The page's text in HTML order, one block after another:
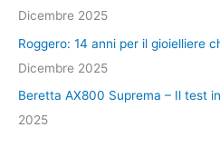
Dicembre 2025
Roggero: 14 anni per il gioielliere
Dicembre 2025
Beretta AX800 Suprema – Il test
2025